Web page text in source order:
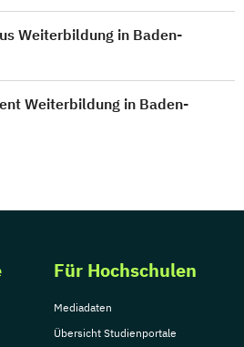
Weiterbildung in Baden-
Weiterbildung in Baden-
Für Hochschulen
Mediadaten
Übersicht Studienportale